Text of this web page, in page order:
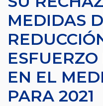
MEDIDAS
EN EL
PARA 2021